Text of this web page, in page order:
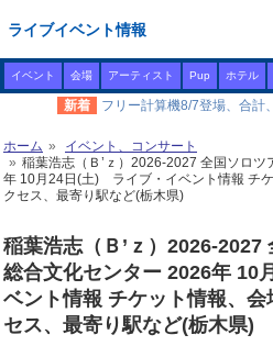
ライブイベント情報
イベント 会場 アーティスト Pup ホテル
新着 フリー計算機8/7登場、合計
ホーム
イベント、コンサート
稲葉浩志（Ｂ’ｚ）2026-2027 全国ソロ
年 10月24日(土) ライブ・イベント情報 チ
クセス、最寄り駅など(栃木県)
稲葉浩志（Ｂ’ｚ）2026-
総合文化センター 2026年
ベント情報 チケット情報、
セス、最寄り駅など(栃木県)